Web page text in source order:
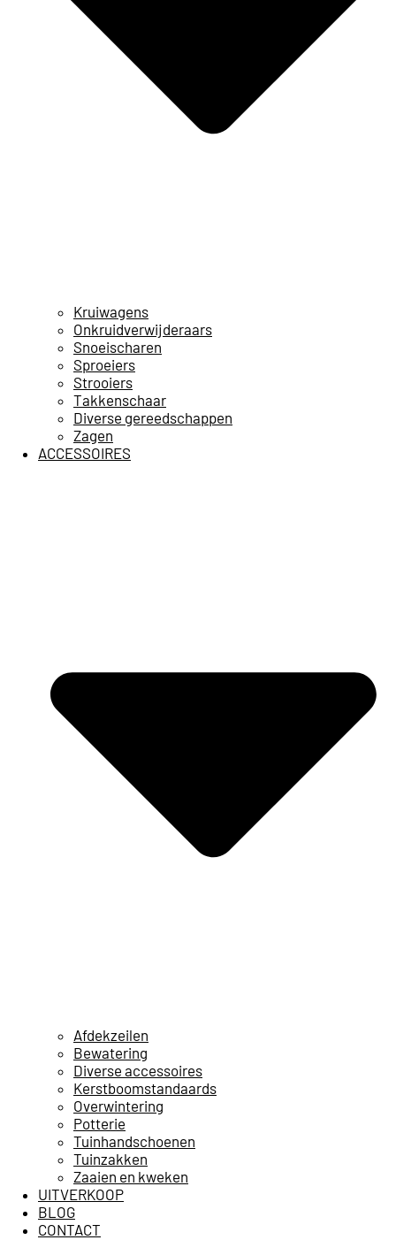
Kruiwagens
Onkruidverwijderaars
Snoeischaren
Sproeiers
Strooiers
Takkenschaar
Diverse gereedschappen
Zagen
ACCESSOIRES
Afdekzeilen
Bewatering
Diverse accessoires
Kerstboomstandaards
Overwintering
Potterie
Tuinhandschoenen
Tuinzakken
Zaaien en kweken
UITVERKOOP
BLOG
CONTACT